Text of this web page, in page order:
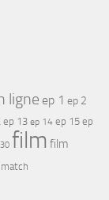
ligne ep 1 ep 2
ep 13 ep 14 ep 15 ep
film film
match